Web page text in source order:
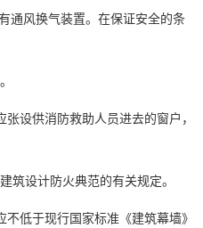
通风换气装置。在保证安全的条
设供消防救助人员进去的窗户，
筑设计防火典范的有关规定。
不低于现行国家标准《建筑幕墙》